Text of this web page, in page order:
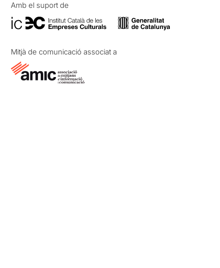
Amb el suport de
Mitjà de comunicació associat a